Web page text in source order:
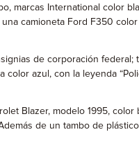
marcas International color
camioneta Ford F350
de corporación federal;
azul, con la leyenda
Blazer, modelo 1995,
de un tambo de